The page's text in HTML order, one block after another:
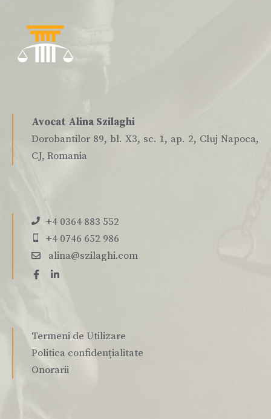
Avocat Alina Szilaghi
Dorobantilor 89, bl. X3, sc. 1, ap. 2, Cluj Napoca,
CJ, Romania
+4 0364 883 552
+4 0746 652 986
alina@szilaghi.com
Termeni de Utilizare
Politica confidențialitate
Onorarii